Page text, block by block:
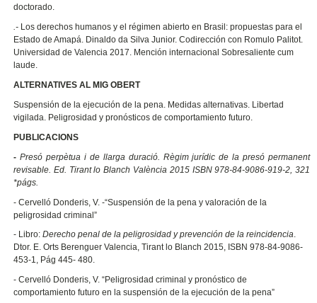
doctorado.
.- Los derechos humanos y el régimen abierto en Brasil: propuestas para el
Estado de Amapá. Dinaldo da Silva Junior. Codirección con Romulo Palitot.
Universidad de Valencia 2017. Mención internacional Sobresaliente cum
laude.
ALTERNATIVES AL MIG OBERT
Suspensión de la ejecución de la pena. Medidas alternativas. Libertad
vigilada. Peligrosidad y pronósticos de comportamiento futuro.
PUBLICACIONS
-Presó perpètua i de llarga duració. Règim jurídic de la presó permanent
revisable. Ed. Tirant lo Blanch València 2015 ISBN 978-84-9086-919-2, 321
*págs.
- Cervelló Donderis, V. -“Suspensión de la pena y valoración de la
peligrosidad criminal”
- Libro:Derecho penal de la peligrosidad y prevención de la reincidencia.
Dtor. E. Orts Berenguer Valencia, Tirant lo Blanch 2015, ISBN 978-84-9086-
453-1, Pág 445- 480.
- Cervelló Donderis, V. “Peligrosidad criminal y pronóstico de
comportamiento futuro en la suspensión de la ejecución de la pena”